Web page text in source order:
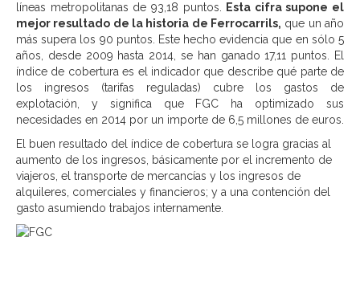
líneas metropolitanas de 93,18 puntos.
Esta cifra supone el
mejor resultado de la historia de Ferrocarrils, que un año
más supera los 90 puntos. Este hecho evidencia que en sólo 5
años, desde 2009 hasta 2014, se han ganado 17,11 puntos. El
índice de cobertura es el indicador que describe qué parte de
los ingresos (tarifas reguladas) cubre los gastos de
explotación, y significa que FGC ha optimizado sus
necesidades en 2014 por un importe de 6,5 millones de euros.
El buen resultado del índice de cobertura se logra gracias al
aumento de los ingresos, básicamente por el incremento de
viajeros, el transporte de mercancías y los ingresos de
alquileres, comerciales y financieros; y a una contención del
gasto asumiendo trabajos internamente.